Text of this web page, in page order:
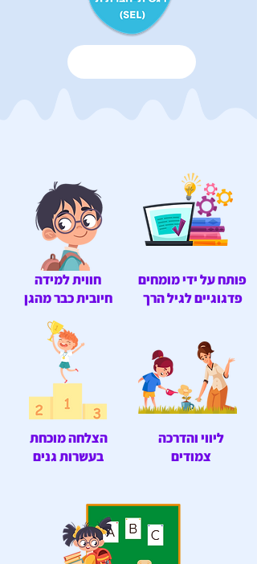
פותח על ידי מומחים
פדגוגיים לגיל הרך
חווית למידה
חיובית כבר מהגן
ליווי והדרכה
צמודים
הצלחה מוכחת
בעשרות גנים